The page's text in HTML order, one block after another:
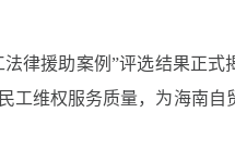
律援助案例”评选结果正式
工维权服务质量，为海南自